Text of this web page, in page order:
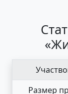
Размер